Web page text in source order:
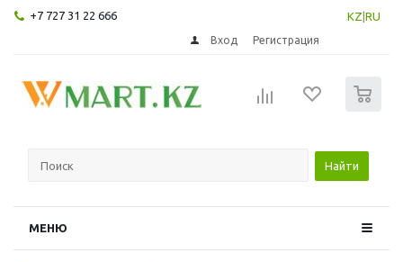
+7 727 31 22 666 KZ RU
Вход Регистрация
Найти
МЕНЮ